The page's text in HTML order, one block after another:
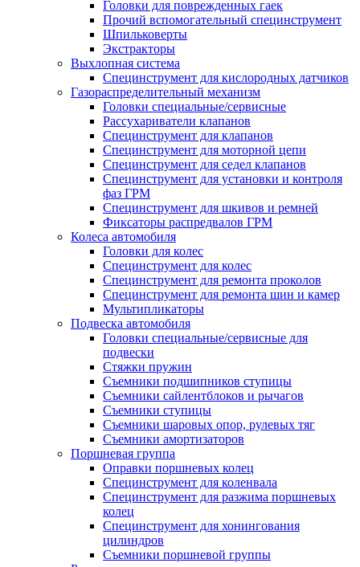
Головки для поврежденных гаек
Прочий вспомогательный специнструмент
Шпильковерты
Экстракторы
Выхлопная система
Специнструмент для кислородных датчиков
Газораспределительный механизм
Головки специальные/сервисные
Рассухариватели клапанов
Специнструмент для клапанов
Специнструмент для моторной цепи
Специнструмент для седел клапанов
Специнструмент для установки и контроля
фаз ГРМ
Специнструмент для шкивов и ремней
Фиксаторы распредвалов ГРМ
Колеса автомобиля
Головки для колес
Специнструмент для колес
Специнструмент для ремонта проколов
Специнструмент для ремонта шин и камер
Мультипликаторы
Подвеска автомобиля
Головки специальные/сервисные для
подвески
Стяжки пружин
Съемники подшипников ступицы
Съемники сайлентблоков и рычагов
Съемники ступицы
Съемники шаровых опор, рулевых тяг
Съемники амортизаторов
Поршневая группа
Оправки поршневых колец
Специнструмент для коленвала
Специнструмент для разжима поршневых
колец
Специнструмент для хонингования
цилиндров
Съемники поршневой группы